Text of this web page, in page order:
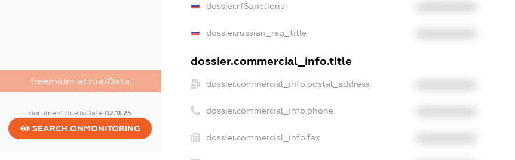
freemium.actualData
document.dueToDate02.11.25
SEARCH.ONMONITORING
dossier.rfSanctions
dossier.russian_reg_title
dossier.commercial_info.title
dossier.commercial_info.postal_address
dossier.commercial_info.phone
dossier.commercial_info.fax